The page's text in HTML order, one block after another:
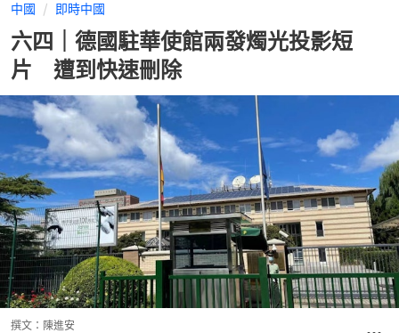
中國 即時中國
六四｜德國駐華使館兩發燭光投影短
片 遭到快速刪除
撰文： 陳進安